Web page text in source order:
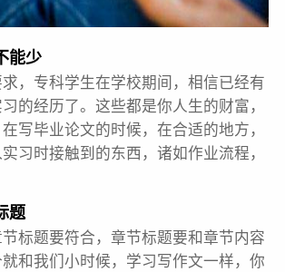
能少
，专科学生在学校期间，相信已经有
的经历了。这些都是你人生的财富，
写毕业论文的时候，在合适的地方，
习时接触到的东西，诸如作业流程，
题
标题要符合，章节标题要和章节内容
和我们小时候，学习写作文一样，你